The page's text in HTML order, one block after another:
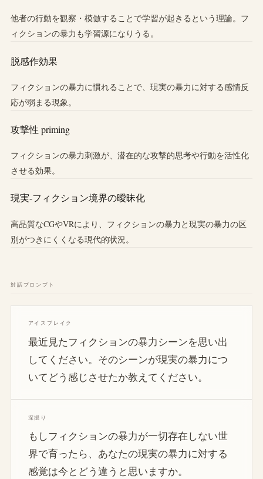
他者の行動を観察・模倣することで学習が起きるという理論。フ
ィクションの暴力も学習源になりうる。
脱感作効果
フィクションの暴力に慣れることで、現実の暴力に対する感情反
応が弱まる現象。
攻撃性 priming
フィクションの暴力刺激が、潜在的な攻撃的思考や行動を活性化
させる効果。
現実-フィクション境界の曖昧化
高品質なCGやVRにより、フィクションの暴力と現実の暴力の区
別がつきにくくなる現代的状況。
対話プロンプト
アイスブレイク
最近見たフィクションの暴力シーンを思い出
してください。そのシーンが現実の暴力につ
いてどう感じさせたか教えてください。
深掘り
もしフィクションの暴力が一切存在しない世
界で育ったら、あなたの現実の暴力に対する
感覚は今とどう違うと思いますか。